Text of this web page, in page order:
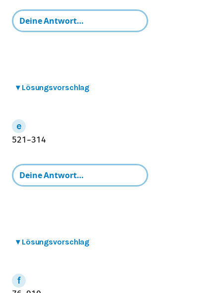
▾ Lösungsvorschlag
521 −314
▾ Lösungsvorschlag